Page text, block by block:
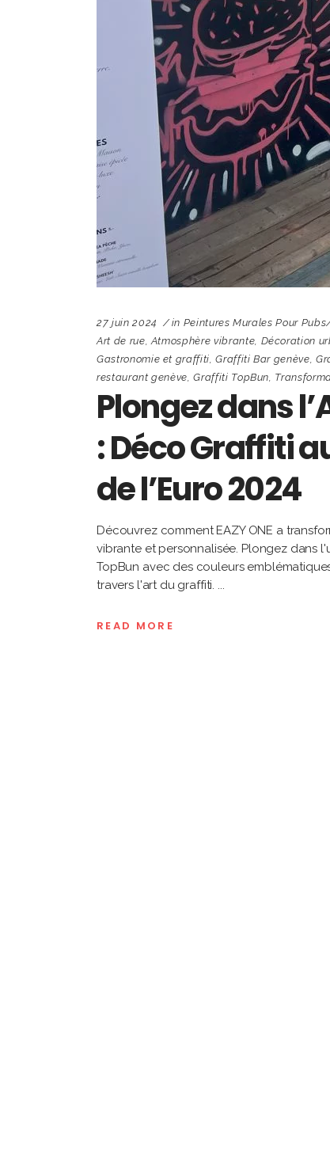
27 juin 2024 in Peintures Murales Pour
Art de rue,Atmosphère vibrante, Décoration
Gastronomie et graffiti,Graffiti Bar genève,
restaurant genève,Graffiti TopBun,
Plongez dans
: Déco Graffiti
de l’Euro 2024
Découvrez comment EAZY ONE a
vibrante et personnalisée. Plongez dans
TopBun avec des couleurs
travers l'art du graffiti.
READ MORE